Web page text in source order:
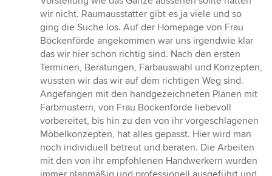
wir nicht. Raumausstatter gibt es ja viele und so
ging die Suche los. Auf der Homepage von Frau
Böckenförde angekommen war uns irgendwie klar
das wir hier schon richtig sind. Nach den ersten
Terminen, Beratungen, Farbauswahl und Konzepten,
wussten wir das wir auf dem richtigen Weg sind.
Angefangen mit den handgezeichneten Plänen mit
Farbmustern, von Frau Böckenförde liebevoll
vorbereitet, bis hin zu den von ihr vorgeschlagenen
Möbelkonzepten, hat alles gepasst. Hier wird man
noch individuell betreut und beraten. Die Arbeiten
mit den von ihr empfohlenen Handwerkern wurden